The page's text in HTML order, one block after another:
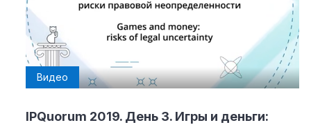
Видео
IPQuorum 2019. День 3. Игры и деньги: